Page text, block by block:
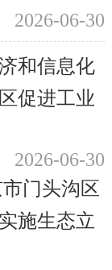
2026-06-30
和信息化
促进工业
2026-06-30
门头沟区
施生态立